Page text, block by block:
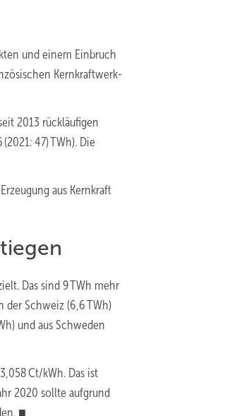
und einem Einbruch
Kernkraftwerk-
2013 rückläufigen
47) TWh). Die
aus Kernkraft
Das sind 9 TWh mehr
der Schweiz (6,6 TWh)
und aus Schweden
Ct/kWh. Das ist
2020 sollte aufgrund
■